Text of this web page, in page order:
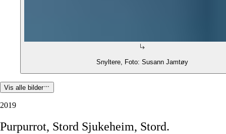
Snyltere, Foto: Susann Jamtøy
Vis alle bilder
2019
Purpurrot, Stord Sjukeheim, Stord.